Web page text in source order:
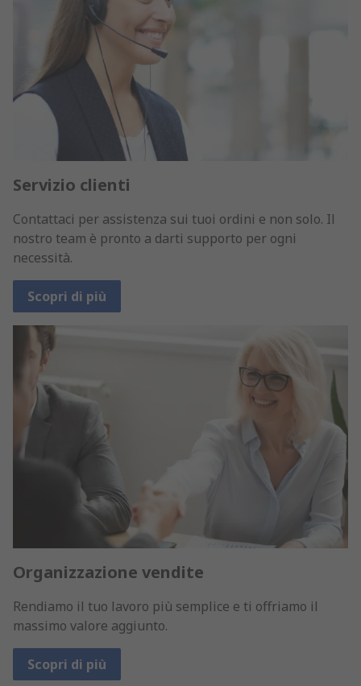
Servizio clienti
Contattaci per assistenza sui tuoi ordini e non solo. Il
nostro team è pronto a darti supporto per ogni
necessità.
Scopri di più
Organizzazione vendite
Rendiamo il tuo lavoro più semplice e ti offriamo il
massimo valore aggiunto.
Scopri di più